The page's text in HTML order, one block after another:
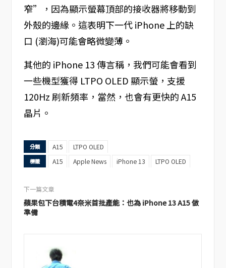
窄”，因為顯示螢幕頂部的接收器將移動到
外殼的邊緣。這表明下一代 iPhone 上的缺
口 (瀏海)可能會略微變薄。
其他的 iPhone 13 傳言稱，我們可能會看到
一些機型獲得 LTPO OLED 顯示螢，支援
120Hz 刷新頻率，當然，也會有更快的 A15
晶片。
分類 A15 LTPO OLED
標籤 A15 Apple News iPhone 13 LTPO OLED
下一篇文章
蘋果包下台積電4奈米首批產能：也為 iPhone 13 A15 做
準備